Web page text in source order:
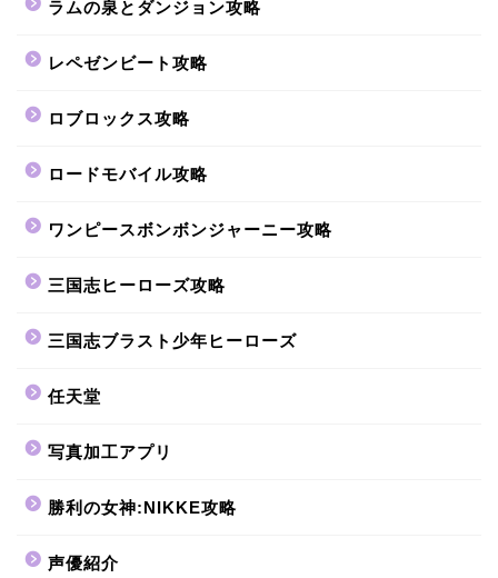
ラムの泉とダンジョン攻略
レペゼンビート攻略
ロブロックス攻略
ロードモバイル攻略
ワンピースボンボンジャーニー攻略
三国志ヒーローズ攻略
三国志ブラスト少年ヒーローズ
任天堂
写真加工アプリ
勝利の女神:NIKKE攻略
声優紹介